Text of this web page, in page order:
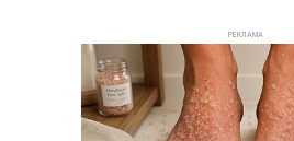
РЕКЛАМА